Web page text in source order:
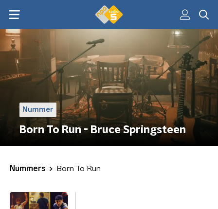
Nummer
Born To Run - Bruce Springsteen
Nummers Born To Run